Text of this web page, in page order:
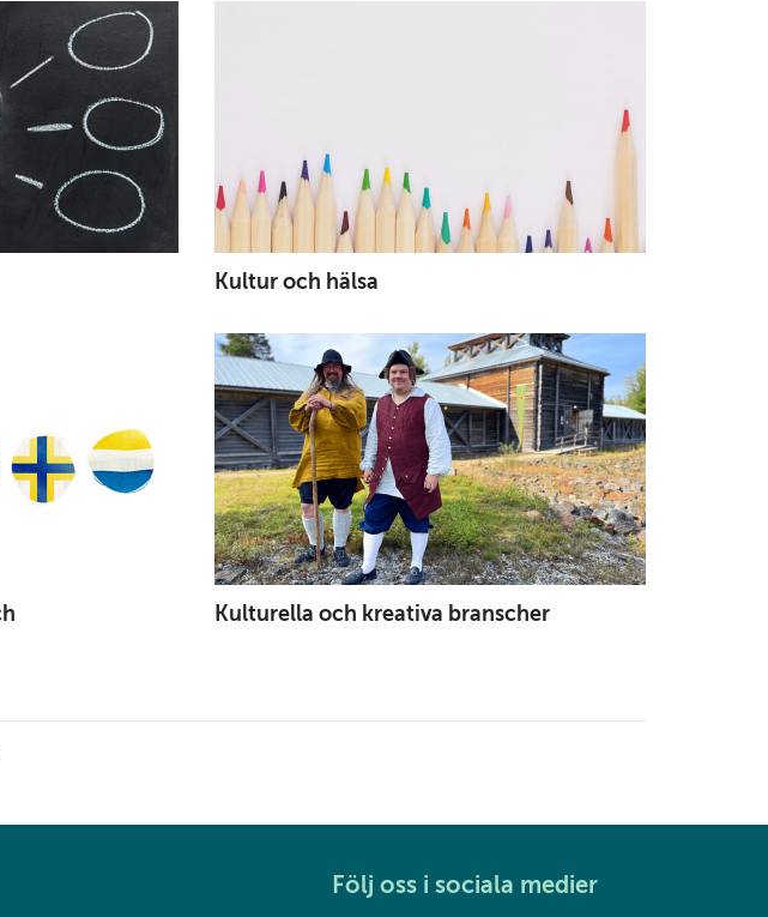
Kultur och hälsa
Kulturella och kreativa branscher
Följ oss i sociala medier